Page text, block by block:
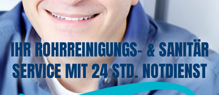
IHR ROHRREINIGUNGS- & SANITÄR
SERVICE MIT 24 STD. NOTDIENST